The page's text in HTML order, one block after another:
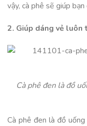
vậy, cà phê sẽ giúp
2. Giúp dáng vẻ luôn
Cà phê đen là đồ
Cà phê đen là đồ